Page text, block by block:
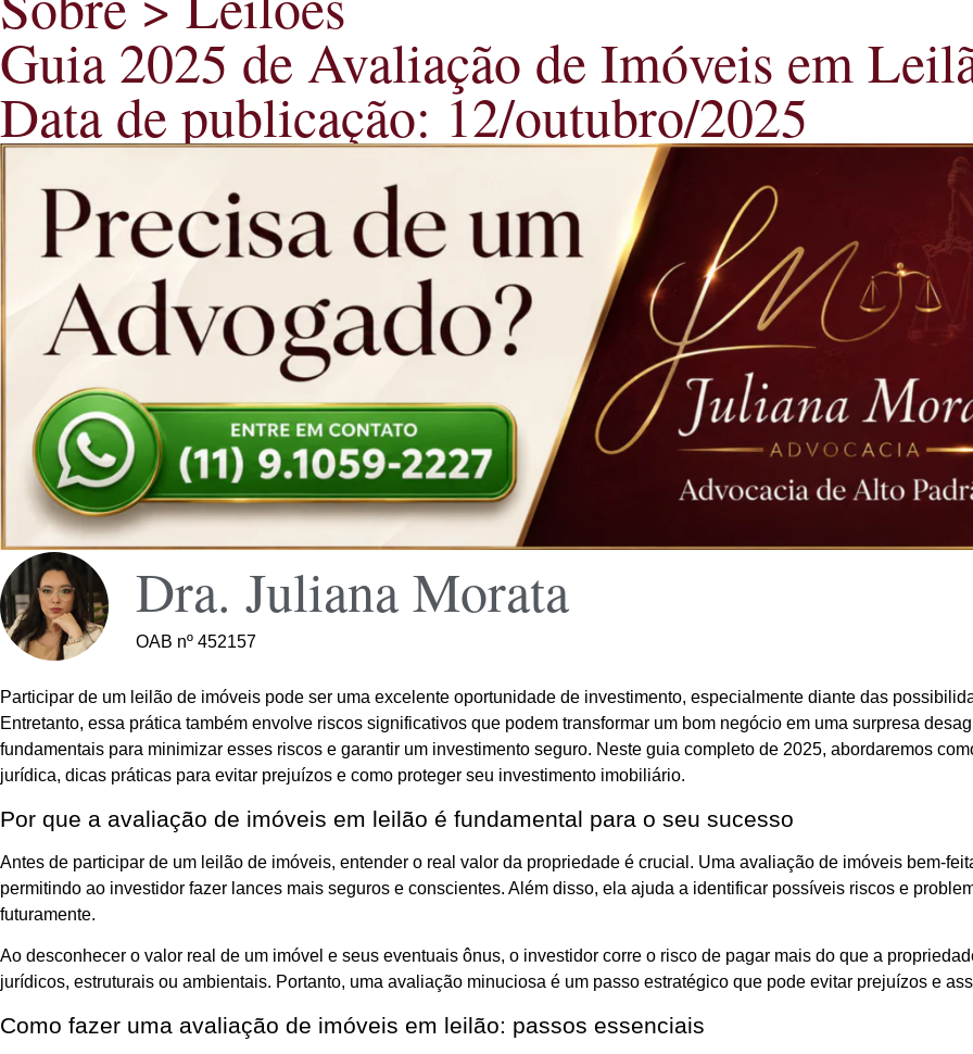
Guia 2025 de Avaliação de Imóveis em
Data de publicação: 12/outubro/2025
Dra. Juliana Morata
OAB nº 452157
Participar de um leilão de imóveis pode ser uma excelente oportunidade de investimento, especialmente diante das
Entretanto, essa prática também envolve riscos significativos que podem transformar um bom negócio em uma surpresa
fundamentais para minimizar esses riscos e garantir um investimento seguro. Neste guia completo de 2025, abordaremos
jurídica, dicas práticas para evitar prejuízos e como proteger seu investimento imobiliário.
Por que a avaliação de imóveis em leilão é fundamental para o seu sucesso
Antes de participar de um leilão de imóveis, entender o real valor da propriedade é crucial. Uma avaliação de imóveis bem-
permitindo ao investidor fazer lances mais seguros e conscientes. Além disso, ela ajuda a identificar possíveis riscos e
futuramente.
Ao desconhecer o valor real de um imóvel e seus eventuais ônus, o investidor corre o risco de pagar mais do que a
jurídicos, estruturais ou ambientais. Portanto, uma avaliação minuciosa é um passo estratégico que pode evitar prejuízos e
Como fazer uma avaliação de imóveis em leilão: passos essenciais